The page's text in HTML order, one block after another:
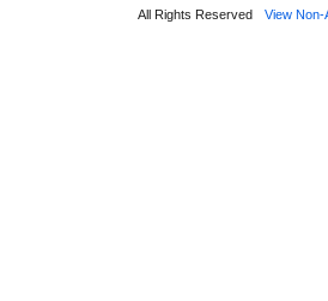
All Rights Reserved View Non-